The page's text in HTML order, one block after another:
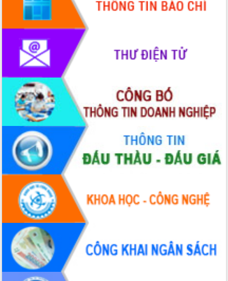
Ứng dụng sinh trắc học - Bước tiến
trong hành trình chuyển đổi số tại Đắk
Đắk Lắk nâng cao hiệu quả công tác
Đảng từ Sổ tay đảng viên điện tử
Đắk Lắk đẩy mạnh nuôi biển công
nghệ, hướng tới phát triển thủy sản
bền vững
Tập huấn nâng cao năng lực triển khai
chuyển đổi số cho cán bộ, công chức
cấp xã
Đắk Lắk phát động hưởng ứng Ngày
Quyền của người tiêu dùng Việt Nam
2026
Đẩy mạnh cải cách hành chính, quyết
tâm đạt được mục tiêu tăng trưởng
hai con số trong năm 2026
Tổ chức trang trọng Lễ hội Đền thờ
Lương Văn Chánh năm 2026
Phó Bí thư Tỉnh ủy Đắk Lắk Đỗ Hữu
Huy giữ chức Bí thư Đảng ủy Ủy Ban
Nhân dân tỉnh
Bệnh án điện tử thúc đẩy chuyển đổi
số y tế tại Đắk Lắk
Chuyển đổi số thư viện: Mở rộng